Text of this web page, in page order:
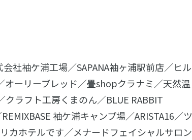
社袖ケ浦工場／SAPANA袖ヶ浦駅前店／ヒル
ーリーブレッド／畳shopクラナミ／天然温
ラフト工房くまのん／BLUE RABBIT
袖ケ浦キャンプ場／ARISTA16／ツ
カホテルです／メナードフェイシャルサロン